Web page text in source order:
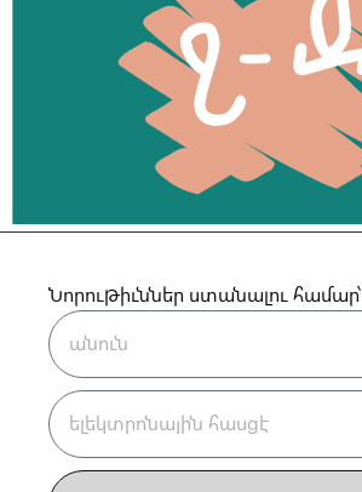
Նորութիւններ ստանալու համար՝